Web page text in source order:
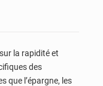
la rapidité et
des
que l’épargne, les